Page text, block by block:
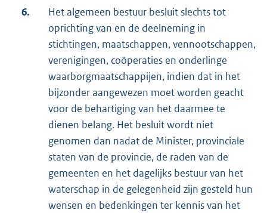
6.
Het algemeen bestuur besluit slechts tot
oprichting van en de deelneming in
stichtingen, maatschappen, vennootschappen,
verenigingen, coöperaties en onderlinge
waarborgmaatschappijen, indien dat in het
bijzonder aangewezen moet worden geacht
voor de behartiging van het daarmee te
dienen belang. Het besluit wordt niet
genomen dan nadat de Minister, provinciale
staten van de provincie, de raden van de
gemeenten en het dagelijks bestuur van het
waterschap in de gelegenheid zijn gesteld hun
wensen en bedenkingen ter kennis van het